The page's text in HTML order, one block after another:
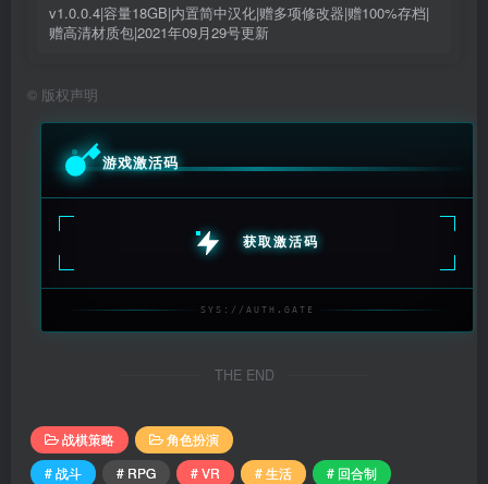
v1.0.0.4|容量18GB|内置简中汉化|赠多项修改器|赠100%存档|
赠高清材质包|2021年09月29号更新
© 版权声明
游戏激活码
获取激活码
SYS://AUTH.GATE
THE END
战棋策略
角色扮演
# 战斗
# RPG # VR # 生活
# 回合制